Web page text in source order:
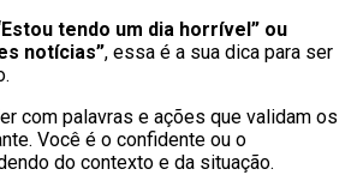
tendo um dia horrível” ou
notícias”, essa é a sua dica para ser
com palavras e ações que validam os
Você é o confidente ou o
do contexto e da situação.